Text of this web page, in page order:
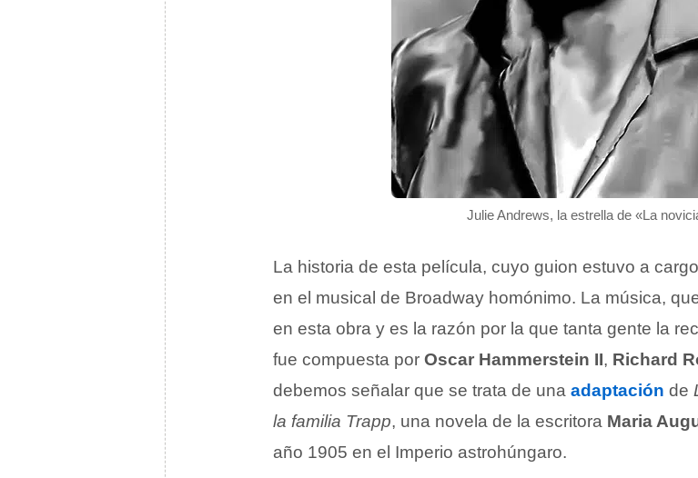
Julie Andrews, la estrella de «La
La historia de esta película, cuyo guion estuvo a
en el musical de Broadway homónimo. La música,
en esta obra y es la razón por la que tanta gente la
fue compuesta por Oscar Hammerstein II, Richard
debemos señalar que se trata de una adaptación de
la familia Trapp, una novela de la escritora Maria
año 1905 en el Imperio astrohúngaro.